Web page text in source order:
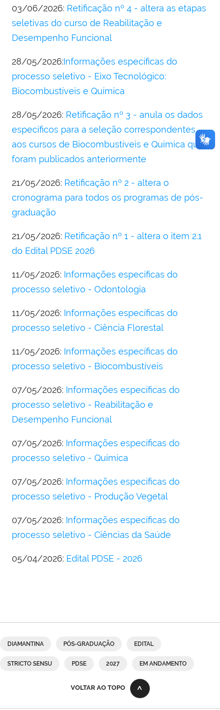
03/06/2026: Retificação nº 4 - altera as etapas
seletivas do curso de Reabilitação e
Desempenho Funcional
28/05/2026:Informações específicas do
processo seletivo - Eixo Tecnológico:
Biocombustíveis e Química
28/05/2026: Retificação nº 3 - anula os dados
específicos para a seleção correspondentes
aos cursos de Biocombustíveis e Química que
foram publicados anteriormente
21/05/2026: Retificação nº 2 - altera o
cronograma para todos os programas de pós-
graduação
21/05/2026: Retificação nº 1 - altera o item 2.1
do Edital PDSE 2026
11/05/2026: Informações específicas do
processo seletivo - Odontologia
11/05/2026: Informações específicas do
processo seletivo - Ciência Florestal
11/05/2026: Informações específicas do
processo seletivo - Biocombustíveis
07/05/2026: Informações específicas do
processo seletivo - Reabilitação e
Desempenho Funcional
07/05/2026: Informações específicas do
processo seletivo - Química
07/05/2026: Informações específicas do
processo seletivo - Produção Vegetal
07/05/2026: Informações específicas do
processo seletivo - Ciências da Saúde
05/04/2026: Edital PDSE - 2026
DIAMANTINA PÓS-GRADUAÇÃO EDITAL
STRICTO SENSU PDSE 2027 EM ANDAMENTO
VOLTAR AO TOPO